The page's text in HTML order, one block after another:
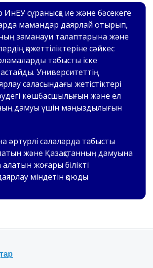
сұранысқа ие және бәсекеге
мамандар даярлай отырып,
заманауи талаптарына және
қажеттіліктеріне сәйкес
табысты іске
Университеттің
саласындағы жетістіктері
көшбасшылығын және ел
дамуы үшін маңыздылығын
әртүрлі салаларда табысты
және Қазақстанның дамуына
алатын жоғары білікті
міндетін қоюды